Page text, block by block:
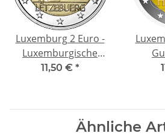
Luxemburg 2 Euro -
Luxemburgische
Flagge - 50. Jahrestag -
11,50 € *
Ähnliche